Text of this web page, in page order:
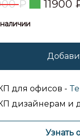
₽ 11900
для офисов -
дизайнерам и
Узнать